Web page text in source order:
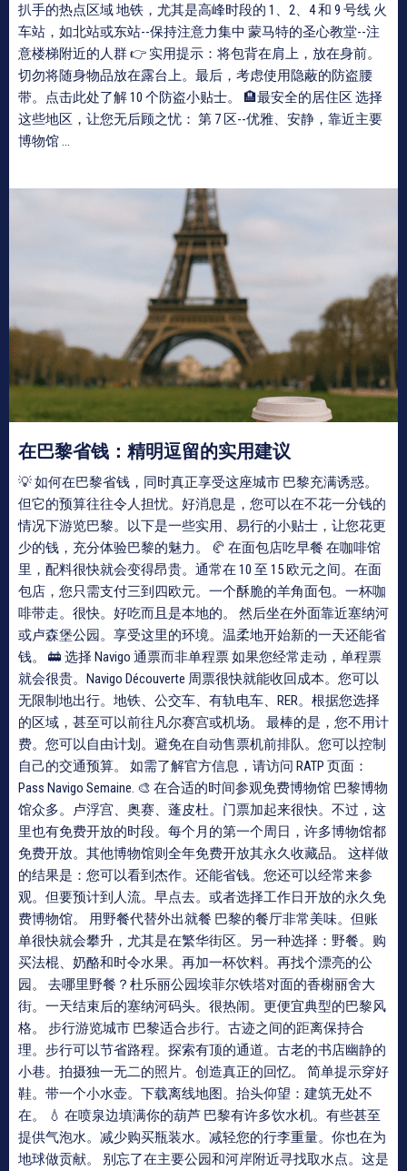
扒手的热点区域 地铁，尤其是高峰时段的 1、2、4 和 9 号线 火
车站，如北站或东站--保持注意力集中 蒙马特的圣心教堂--注
意楼梯附近的人群 👉 实用提示：将包背在肩上，放在身前。
切勿将随身物品放在露台上。最后，考虑使用隐蔽的防盗腰
带。点击此处了解 10 个防盗小贴士。 🏨最安全的居住区 选择
这些地区，让您无后顾之忧： 第 7 区--优雅、安静，靠近主要
博物馆 ...
在巴黎省钱：精明逗留的实用建议
💡 如何在巴黎省钱，同时真正享受这座城市 巴黎充满诱惑。
但它的预算往往令人担忧。好消息是，您可以在不花一分钱的
情况下游览巴黎。以下是一些实用、易行的小贴士，让您花更
少的钱，充分体验巴黎的魅力。 🥐 在面包店吃早餐 在咖啡馆
里，配料很快就会变得昂贵。通常在 10 至 15 欧元之间。在面
包店，您只需支付三到四欧元。一个酥脆的羊角面包。一杯咖
啡带走。很快。好吃而且是本地的。 然后坐在外面靠近塞纳河
或卢森堡公园。享受这里的环境。温柔地开始新的一天还能省
钱。 🚋 选择 Navigo 通票而非单程票 如果您经常走动，单程票
就会很贵。Navigo Découverte 周票很快就能收回成本。您可以
无限制地出行。地铁、公交车、有轨电车、RER。根据您选择
的区域，甚至可以前往凡尔赛宫或机场。 最棒的是，您不用计
费。您可以自由计划。避免在自动售票机前排队。您可以控制
自己的交通预算。 如需了解官方信息，请访问 RATP 页面：
Pass Navigo Semaine. 🎨 在合适的时间参观免费博物馆 巴黎博物
馆众多。卢浮宫、奥赛、蓬皮杜。门票加起来很快。不过，这
里也有免费开放的时段。每个月的第一个周日，许多博物馆都
免费开放。其他博物馆则全年免费开放其永久收藏品。 这样做
的结果是：您可以看到杰作。还能省钱。您还可以经常来参
观。但要预计到人流。早点去。或者选择工作日开放的永久免
费博物馆。 用野餐代替外出就餐 巴黎的餐厅非常美味。但账
单很快就会攀升，尤其是在繁华街区。另一种选择：野餐。购
买法棍、奶酪和时令水果。再加一杯饮料。再找个漂亮的公
园。 去哪里野餐？杜乐丽公园埃菲尔铁塔对面的香榭丽舍大
街。一天结束后的塞纳河码头。很热闹。更便宜典型的巴黎风
格。 步行游览城市 巴黎适合步行。古迹之间的距离保持合
理。步行可以节省路程。探索有顶的通道。古老的书店幽静的
小巷。拍摄独一无二的照片。创造真正的回忆。 简单提示穿好
鞋。带一个小水壶。下载离线地图。抬头仰望：建筑无处不
在。 💧 在喷泉边填满你的葫芦 巴黎有许多饮水机。有些甚至
提供气泡水。减少购买瓶装水。减轻您的行李重量。你也在为
地球做贡献。 别忘了在主要公园和河岸附近寻找取水点。这是